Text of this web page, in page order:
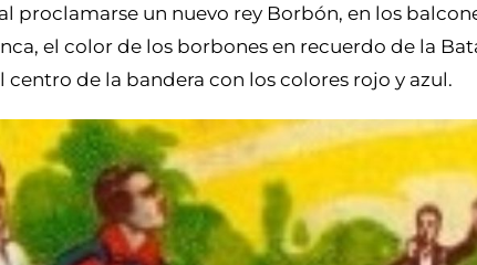
proclamarse un nuevo rey Borbón, en los
el color de los borbones en recuerdo de la
de la bandera con los colores rojo y azul.